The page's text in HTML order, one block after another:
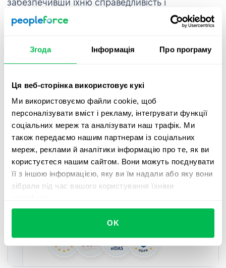
Згода Інформація Про програму
Ця веб-сторінка використовує кукі
Ми використовуємо файли cookie, щоб
персоналізувати вміст і рекламу, інтегрувати функції
соціальних мереж та аналізувати наш трафік. Ми
також передаємо нашим партнерам із соціальних
мереж, реклами й аналітики інформацію про те, як ви
користуєтеся нашим сайтом. Вони можуть поєднувати
її з іншою інформацією, яку ви їм надали або яку вони
зібрали під час вашого користування їхніми
OK
забезпечивши їхню справедливість і
релевантність. Також команда використовувала
інструменти 360-градусної оцінки PeopleForce,
щоб розвивати культуру регулярної комунікації.
розвитку для співробітників.